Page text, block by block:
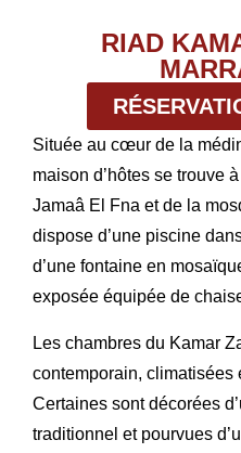
RIAD
Située au cœur de la
maison d’hôtes se trouve
Jamaâ El Fna et de la
dispose d’une piscine
d’une fontaine en
exposée équipée de
Les chambres du Kamar
contemporain, climatisées
Certaines sont décorées
traditionnel et pourvues